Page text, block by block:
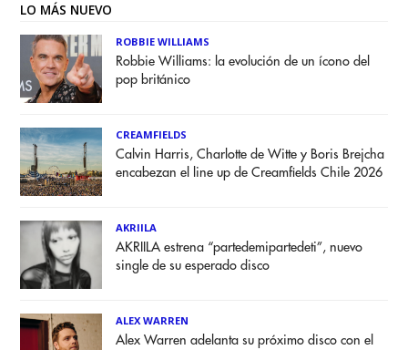
LO MÁS NUEVO
ROBBIE WILLIAMS
Robbie Williams: la evolución de un ícono del
pop británico
CREAMFIELDS
Calvin Harris, Charlotte de Witte y Boris Brejcha
encabezan el line up de Creamfields Chile 2026
AKRIILA
AKRIILA estrena “partedemipartedeti”, nuevo
single de su esperado disco
ALEX WARREN
Alex Warren adelanta su próximo disco con el